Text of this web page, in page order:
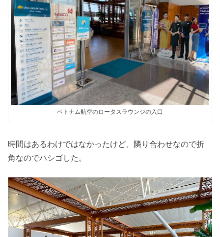
ベトナム航空のロータスラウンジの入口
時間はあるわけではなかったけど、隣り合わせなので折
角なのでハシゴした。